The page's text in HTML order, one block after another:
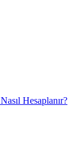
Hesaplanır?